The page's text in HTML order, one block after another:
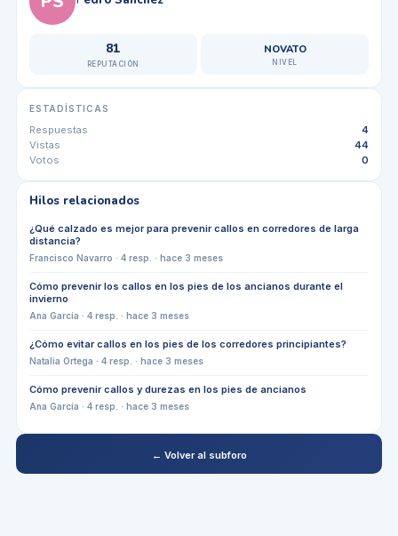
81
REPUTACIÓN
NOVATO
NIVEL
ESTADÍSTICAS
Respuestas
4
Vistas
44
Votos
0
Hilos relacionados
¿Qué calzado es mejor para prevenir callos en corredores de larga
distancia?
Francisco Navarro · 4resp. · hace 3 meses
Cómo prevenir los callos en los pies de los ancianos durante el
invierno
Ana García · 4resp. · hace 3 meses
¿Cómo evitar callos en los pies de los corredores principiantes?
Natalia Ortega · 4resp. · hace 3 meses
Cómo prevenir callos y durezas en los pies de ancianos
Ana García · 4resp. · hace 3 meses
← Volver al subforo